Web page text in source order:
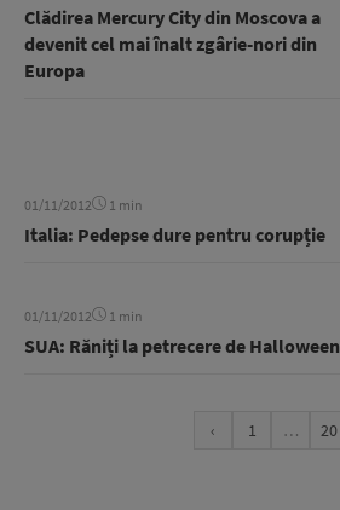
Clădirea Mercury City din Moscova a
devenit cel mai înalt zgârie-nori din
Europa
01/11/2012 1 min
Italia: Pedepse dure pentru corupție
01/11/2012 1 min
SUA: Răniți la petrecere de Halloween
‹ 1 … 20